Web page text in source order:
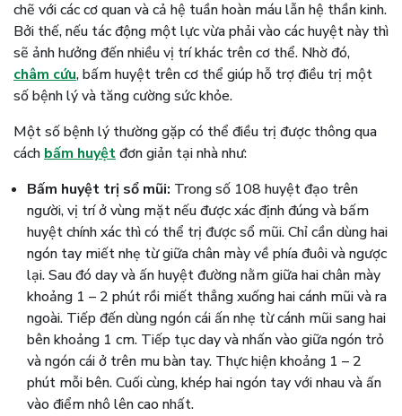
chẽ với các cơ quan và cả hệ tuần hoàn máu lẫn hệ thần kinh.
Bởi thế, nếu tác động một lực vừa phải vào các huyệt này thì
sẽ ảnh hưởng đến nhiều vị trí khác trên cơ thể. Nhờ đó,
châm cứu, bấm huyệt trên cơ thể giúp hỗ trợ điều trị một
số bệnh lý và tăng cường sức khỏe.
Một số bệnh lý thường gặp có thể điều trị được thông qua
cách bấm huyệtđơn giản tại nhà như:
Bấm huyệt trị sổ mũi: Trong số 108 huyệt đạo trên
người, vị trí ở vùng mặt nếu được xác định đúng và bấm
huyệt chính xác thì có thể trị được sổ mũi. Chỉ cần dùng hai
ngón tay miết nhẹ từ giữa chân mày về phía đuôi và ngược
lại. Sau đó day và ấn huyệt đường nằm giữa hai chân mày
khoảng 1 – 2 phút rồi miết thẳng xuống hai cánh mũi và ra
ngoài. Tiếp đến dùng ngón cái ấn nhẹ từ cánh mũi sang hai
bên khoảng 1 cm. Tiếp tục day và nhấn vào giữa ngón trỏ
và ngón cái ở trên mu bàn tay. Thực hiện khoảng 1 – 2
phút mỗi bên. Cuối cùng, khép hai ngón tay với nhau và ấn
vào điểm nhô lên cao nhất.